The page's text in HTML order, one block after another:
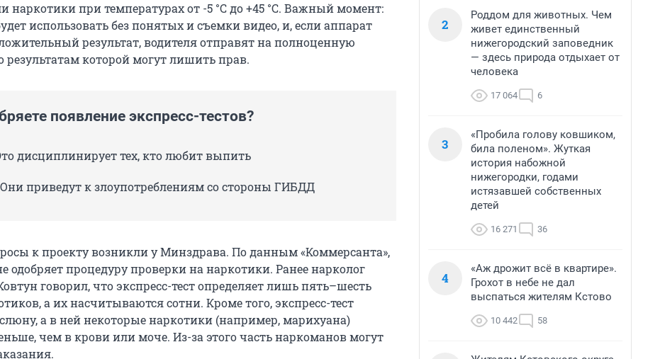
наркотики при температурах от -5 °C до +45 °C. Важный момент:
использовать без понятых и съемки видео, и, если аппарат
результат, водителя отправят на полноценную
результатам которой могут лишить прав.
появление экспресс-тестов?
дисциплинирует тех, кто любит выпить
приведут к злоупотреблениям со стороны ГИБДД
к проекту возникли у Минздрава. По данным «Коммерсанта»,
одобряет процедуру проверки на наркотики. Ранее нарколог
говорил, что экспресс-тест определяет лишь пять–шесть
а их насчитываются сотни. Кроме того, экспресс-тест
а в ней некоторые наркотики (например, марихуана)
чем в крови или моче. Из-за этого часть наркоманов могут
2
Роддом для животных. Чем
живет единственный
нижегородский заповедник
— здесь природа отдыхает от
человека
17 064 6
3
«Пробила голову ковшиком,
била поленом». Жуткая
история набожной
нижегородки, годами
истязавшей собственных
детей
16 271 36
4
«Аж дрожит всё в квартире».
Грохот в небе не дал
выспаться жителям Кстово
10 442 58